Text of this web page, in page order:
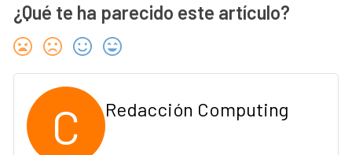
¿Qué te ha parecido este artículo?
C Redacción Computing